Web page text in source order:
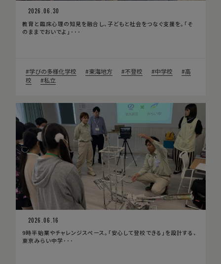
2026.06.30
教育と臨床心理の知見を融合し、子どもと社会をつなぐ支援を。「そ
のままでおいでよ」･･･
学びの多様化学校 東海地方 不登校 中学校
高
校
私立
2026.06.16
9時半始業やチャレンジスペース。「安心して登校できる」を設計する、
東京みらい中学･･･